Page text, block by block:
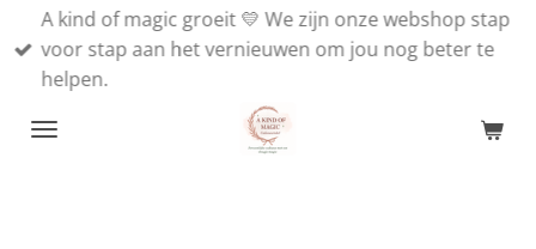
direct
naar
A kind of magic groeit 💛 We zijn onze webshop stap
voor stap aan het vernieuwen om jou nog beter te
helpen.